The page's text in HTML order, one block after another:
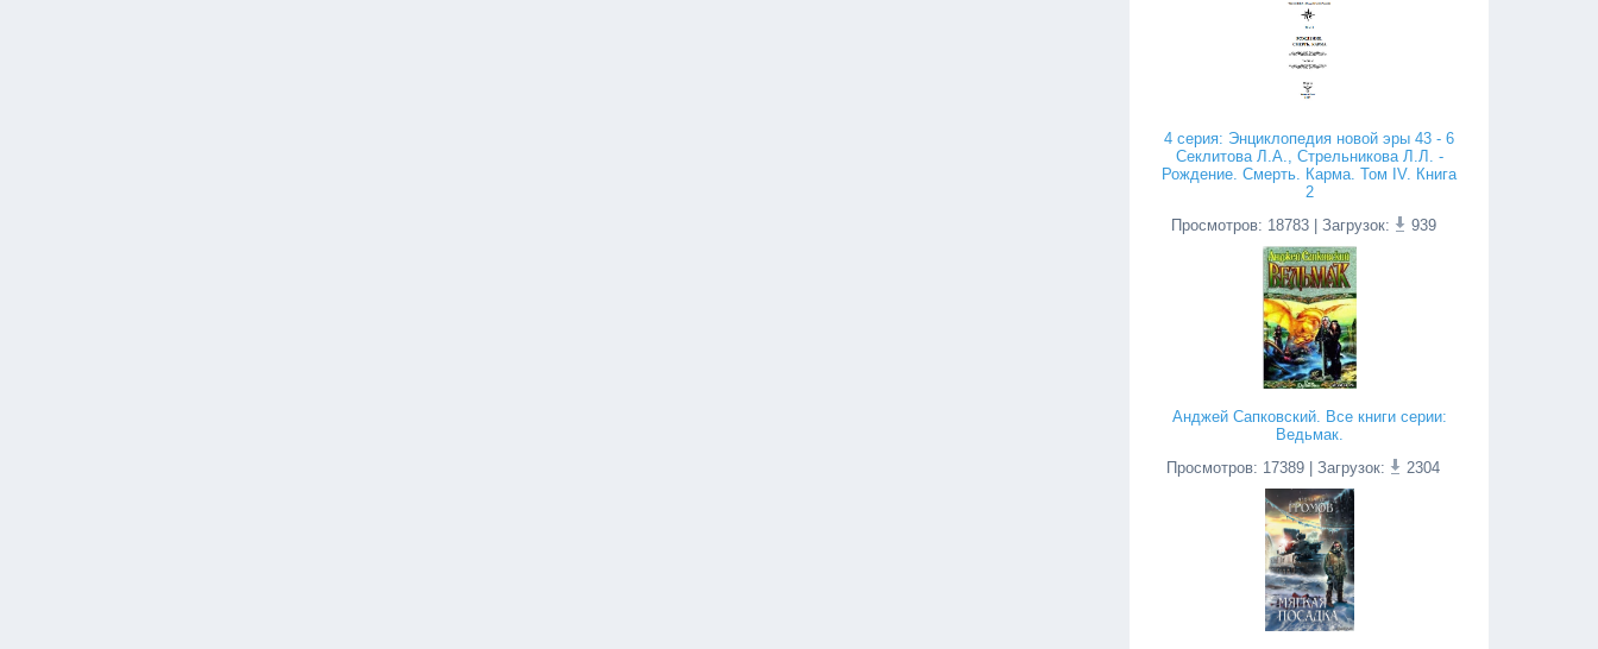
4 серия: Энциклопедия новой эры 43 - 6
Секлитова Л.А., Стрельникова Л.Л. -
Рождение. Смерть. Карма. Том IV. Книга
2
Просмотров: 18783| Загрузок: 939
Анджей Сапковский. Все книги серии:
Ведьмак.
Просмотров: 17389 | Загрузок: 2304